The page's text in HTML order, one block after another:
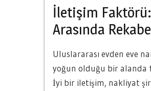
İletişim
Arasında
Uluslararası evden eve
yoğun olduğu bir alanda
İyi bir iletişim, nakliyat